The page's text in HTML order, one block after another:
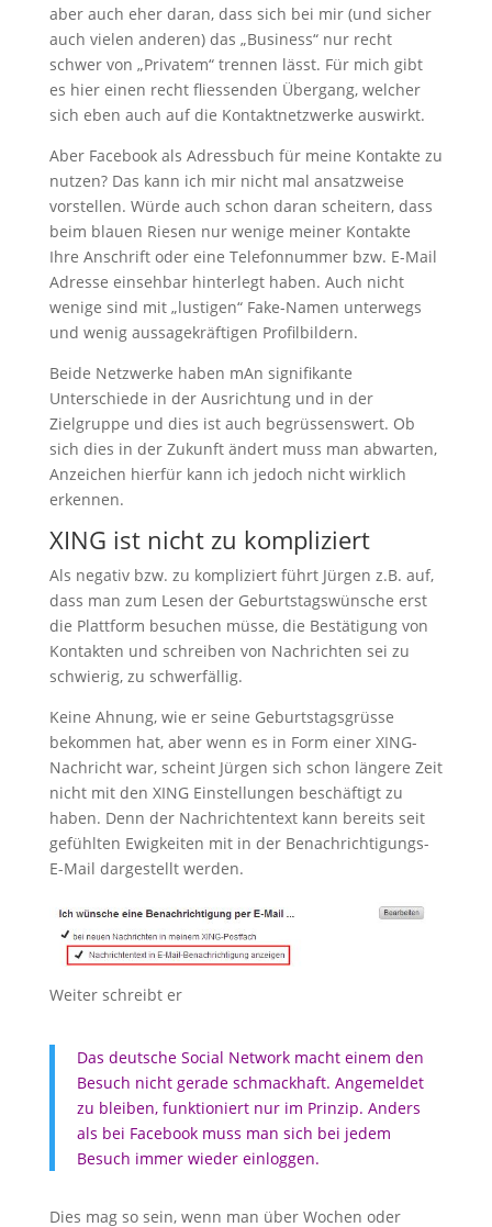
aber auch eher daran, dass sich bei mir (und sicher
auch vielen anderen) das „Business“ nur recht
schwer von „Privatem“ trennen lässt. Für mich gibt
es hier einen recht fliessenden Übergang, welcher
sich eben auch auf die Kontaktnetzwerke auswirkt.
Aber Facebook als Adressbuch für meine Kontakte zu
nutzen? Das kann ich mir nicht mal ansatzweise
vorstellen. Würde auch schon daran scheitern, dass
beim blauen Riesen nur wenige meiner Kontakte
Ihre Anschrift oder eine Telefonnummer bzw. E-Mail
Adresse einsehbar hinterlegt haben. Auch nicht
wenige sind mit „lustigen“ Fake-Namen unterwegs
und wenig aussagekräftigen Profilbildern.
Beide Netzwerke haben mAn signifikante
Unterschiede in der Ausrichtung und in der
Zielgruppe und dies ist auch begrüssenswert. Ob
sich dies in der Zukunft ändert muss man abwarten,
Anzeichen hierfür kann ich jedoch nicht wirklich
erkennen.
XING ist nicht zu kompliziert
Als negativ bzw. zu kompliziert führt Jürgen z.B. auf,
dass man zum Lesen der Geburtstagswünsche erst
die Plattform besuchen müsse, die Bestätigung von
Kontakten und schreiben von Nachrichten sei zu
schwierig, zu schwerfällig.
Keine Ahnung, wie er seine Geburtstagsgrüsse
bekommen hat, aber wenn es in Form einer XING-
Nachricht war, scheint Jürgen sich schon längere Zeit
nicht mit den XING Einstellungen beschäftigt zu
haben. Denn der Nachrichtentext kann bereits seit
gefühlten Ewigkeiten mit in der Benachrichtigungs-
E-Mail dargestellt werden.
Weiter schreibt er
Das deutsche Social Network macht einem den
Besuch nicht gerade schmackhaft. Angemeldet
zu bleiben, funktioniert nur im Prinzip. Anders
als bei Facebook muss man sich bei jedem
Besuch immer wieder einloggen.
Dies mag so sein, wenn man über Wochen oder